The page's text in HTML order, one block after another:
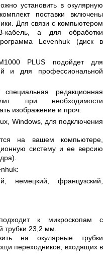
установить в окулярную
поставки включены
Для связи с компьютером
кабель, а для обработки
Levenhuk (диск в
PLUS подойдет для
и для профессиональной
редакционная
при необходимости
изображение и проч.
Windows, для подключения
на вашем компьютере,
систему и ее версию
немецкий, французский,
к микроскопам с
трубки 23,2 мм.
на окулярные трубки
переходников, входящих в